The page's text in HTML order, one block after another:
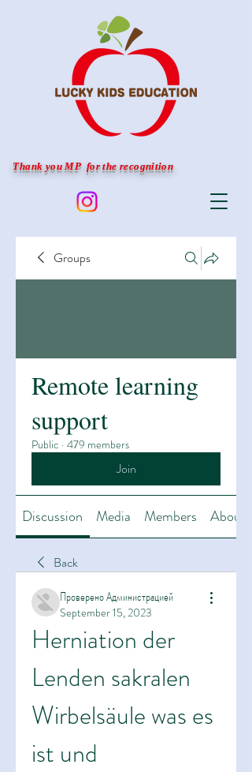
Thank you MP for the recognition
Groups
Remote learning
support
Public · 479 members
Join
Discussion Media Members About
Back
Проверено Администрацией
September 15, 2023
Herniation der
Lenden sakralen
Wirbelsäule was es
ist und